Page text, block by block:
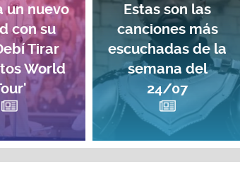
un nuevo
con su
Tirar
World
Estas son las
canciones más
escuchadas de la
semana del
24/07